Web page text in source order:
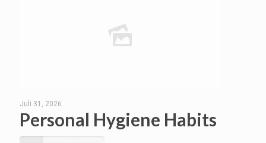
Juli 31, 2026
Personal Hygiene Habits